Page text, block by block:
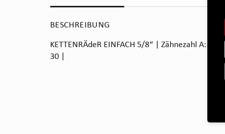
BESCHREIBUNG
KETTENRÄdeR EINFACH 5/8“ | Zähnezahl A: 14
30 |